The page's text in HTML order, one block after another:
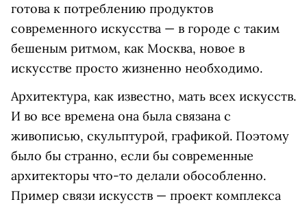
готова к потреблению продуктов
современного искусства — в городе с таким
бешеным ритмом, как Москва, новое в
искусстве просто жизненно необходимо.
Архитектура, как известно, мать всех искусств.
И во все времена она была связана с
живописью, скульптурой, графикой. Поэтому
было бы странно, если бы современные
архитекторы что-то делали обособленно.
Пример связи искусств — проект комплекса